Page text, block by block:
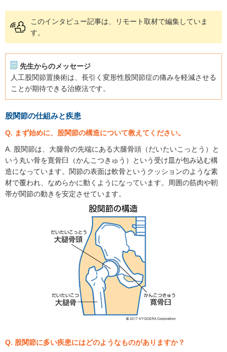
このインタビュー記事は、リモート取材で編集していま
す。
先生からのメッセージ
人工股関節置換術は、長引く変形性股関節症の痛みを軽減させる
ことが期待できる治療法です。
股関節の仕組みと疾患
Q. まず始めに、股関節の構造について教えてください。
A. 股関節は、大腿骨の先端にある大腿骨頭（だいたいこっとう）と
いう丸い骨を寛骨臼（かんこつきゅう）という受け皿が包み込む構
造になっています。関節の表面は軟骨というクッションのような素
材で覆われ、なめらかに動くようになっています。周囲の筋肉や靭
帯が関節の動きを安定させています。
Q. 股関節に多い疾患にはどのようなものがありますか？